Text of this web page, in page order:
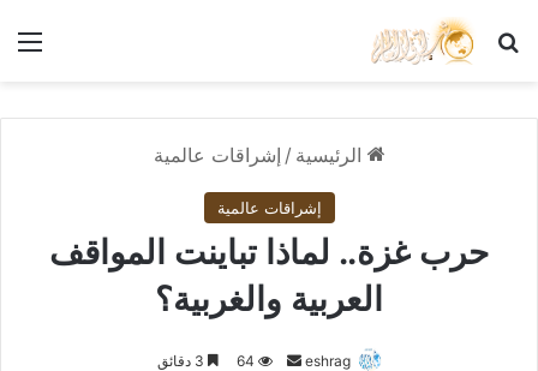
بحث عن
الرئيسية / إشراقات عالمية
إشراقات عالمية
حرب غزة.. لماذا تباينت المواقف
العربية والغربية؟
eshrag
أرسل 64